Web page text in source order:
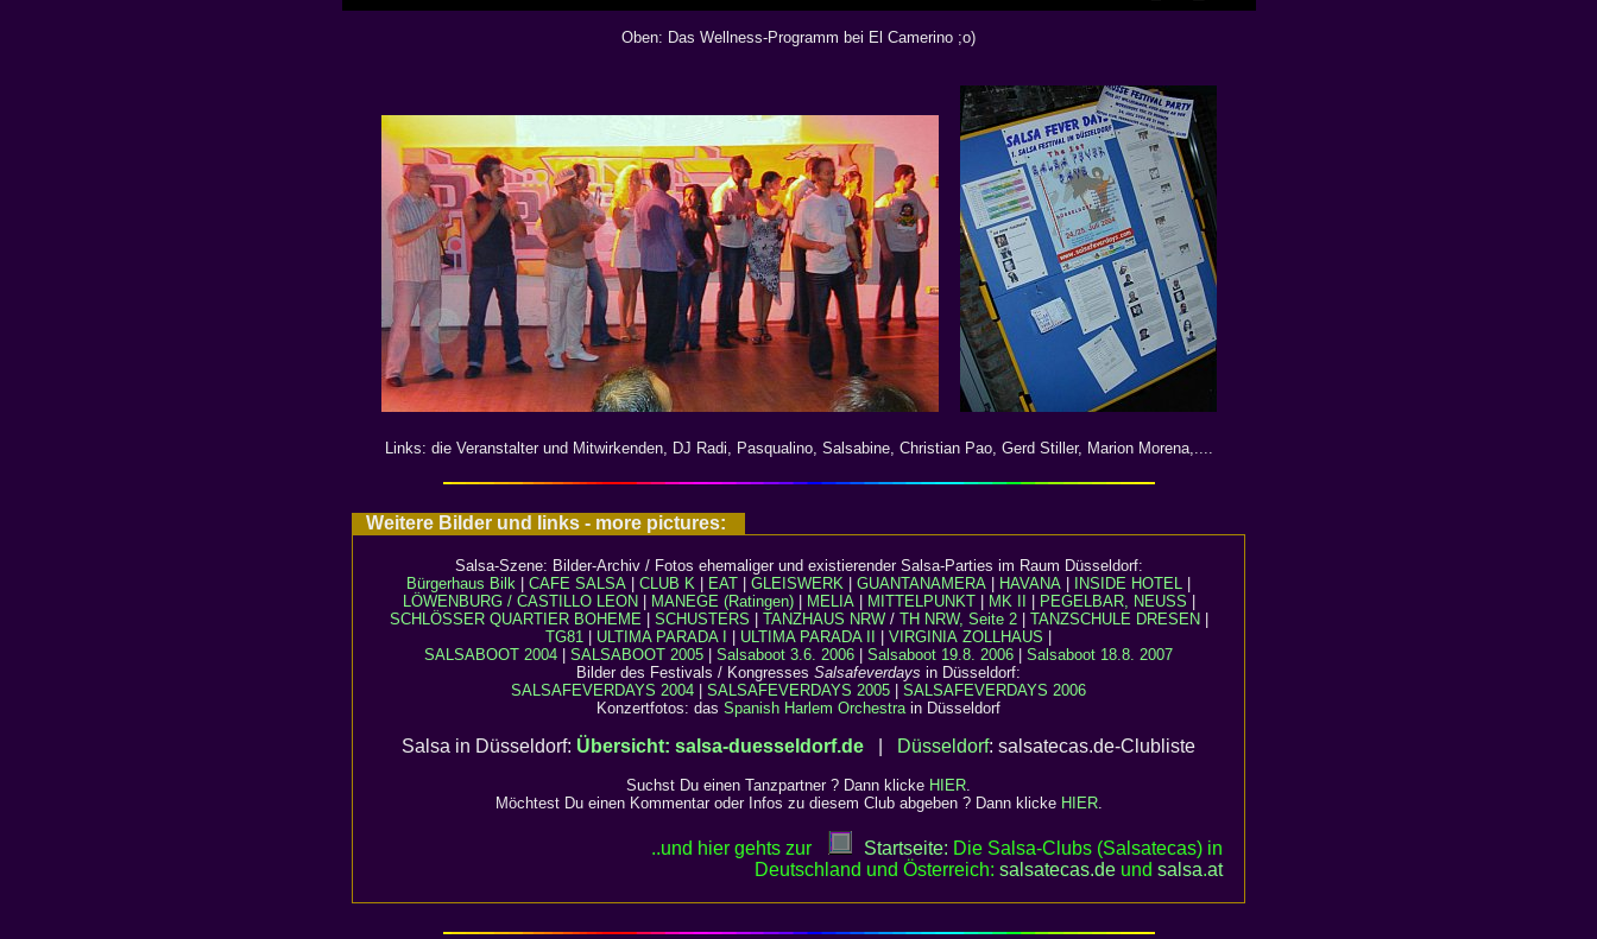
Oben: Das Wellness-Programm bei El Camerino ;o)
Links: die Veranstalter und Mitwirkenden, DJ Radi, Pasqualino, Salsabine, Christian Pao, Gerd Stiller, Marion Morena,....
Weitere Bilder und links - more pictures:
Salsa-Szene: Bilder-Archiv / Fotos ehemaliger und existierender Salsa-Parties im Raum Düsseldorf:
Bürgerhaus Bilk
CAFE SALSA CLUB K EAT GLEISWERK GUANTANAMERA HAVANA INSIDE HOTEL
LÖWENBURG / CASTILLO LEON
MANEGE (Ratingen)| MELIA| MITTELPUNKT| MK II PEGELBAR, NEUSS
SCHLÖSSER QUARTIER BOHEME| SCHUSTERS TANZHAUS NRW/ TH NRW, Seite 2| TANZSCHULE DRESEN
TG81
ULTIMA PARADA I ULTIMA PARADA II VIRGINIA ZOLLHAUS
SALSABOOT 2004
SALSABOOT 2005 Salsaboot 3.6. 2006 Salsaboot 19.8. 2006
Salsaboot 18.8. 2007
Bilder des Festivals / Kongresses Salsafeverdays in Düsseldorf:
SALSAFEVERDAYS 2004
SALSAFEVERDAYS 2005
SALSAFEVERDAYS 2006
Konzertfotos: das Spanish Harlem Orchestrain Düsseldorf
Salsa in Düsseldorf: Übersicht: salsa-duesseldorf.de Düsseldorf: salsatecas.de-Clubliste
Suchst Du einen Tanzpartner ? Dann klicke HIER.
Möchtest Du einen Kommentar oder Infos zu diesem Club abgeben ? Dann klicke HIER.
..und hier gehts zur Startseite: Die Salsa-Clubs (Salsatecas) in
Deutschland und Österreich: salsatecas.de und salsa.at